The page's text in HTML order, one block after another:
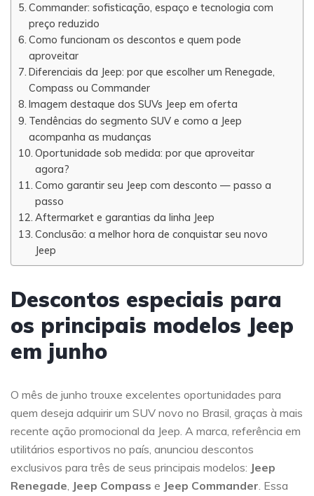
Commander: sofisticação, espaço e tecnologia com
preço reduzido
Como funcionam os descontos e quem pode
aproveitar
Diferenciais da Jeep: por que escolher um Renegade,
Compass ou Commander
Imagem destaque dos SUVs Jeep em oferta
Tendências do segmento SUV e como a Jeep
acompanha as mudanças
Oportunidade sob medida: por que aproveitar
agora?
Como garantir seu Jeep com desconto — passo a
passo
Aftermarket e garantias da linha Jeep
Conclusão: a melhor hora de conquistar seu novo
Jeep
Descontos especiais para
os principais modelos Jeep
em junho
O mês de junho trouxe excelentes oportunidades para
quem deseja adquirir um SUV novo no Brasil, graças à mais
recente ação promocional da Jeep. A marca, referência em
utilitários esportivos no país, anunciou descontos
exclusivos para três de seus principais modelos: Jeep
Renegade, Jeep Compass e Jeep Commander. Essa